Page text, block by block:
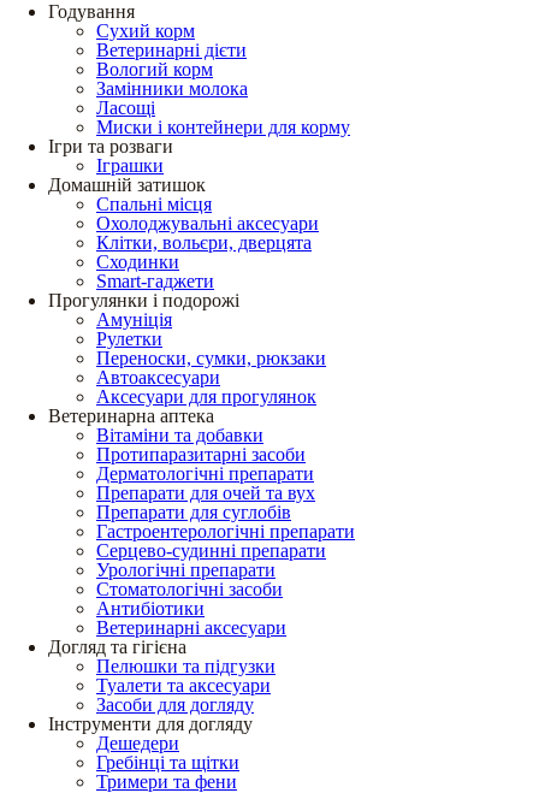
Годування
Сухий корм
Ветеринарні дієти
Вологий корм
Замінники молока
Ласощі
Миски і контейнери для корму
Ігри та розваги
Іграшки
Домашній затишок
Спальні місця
Охолоджувальні аксесуари
Клітки, вольєри, дверцята
Сходинки
Smart-гаджети
Прогулянки і подорожі
Амуніція
Рулетки
Переноски, сумки, рюкзаки
Автоаксесуари
Аксесуари для прогулянок
Ветеринарна аптека
Вітаміни та добавки
Протипаразитарні засоби
Дерматологічні препарати
Препарати для очей та вух
Препарати для суглобів
Гастроентерологічні препарати
Серцево-судинні препарати
Урологічні препарати
Стоматологічні засоби
Антибіотики
Ветеринарні аксесуари
Догляд та гігієна
Пелюшки та підгузки
Туалети та аксесуари
Засоби для догляду
Інструменти для догляду
Дешедери
Гребінці та щітки
Тримери та фени